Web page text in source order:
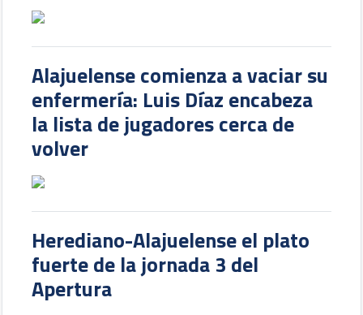
Alajuelense comienza a vaciar su
enfermería: Luis Díaz encabeza
la lista de jugadores cerca de
volver
Herediano-Alajuelense el plato
fuerte de la jornada 3 del
Apertura